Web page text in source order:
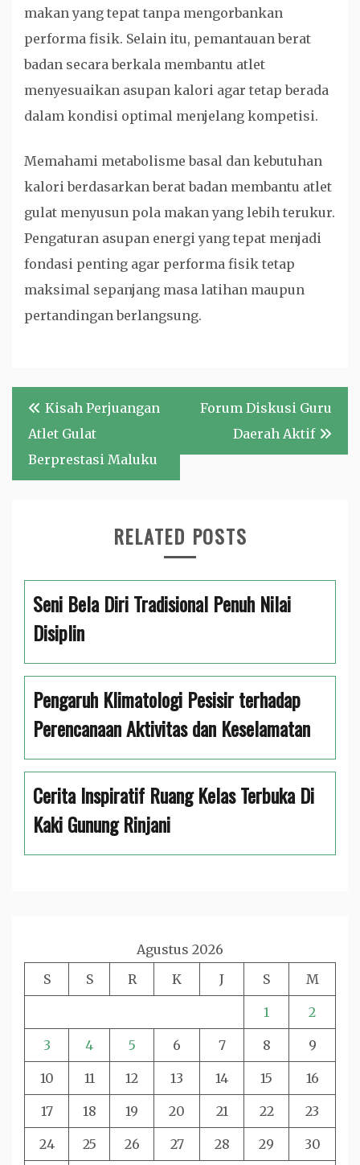
makan yang tepat tanpa mengorbankan
performa fisik. Selain itu, pemantauan berat
badan secara berkala membantu atlet
menyesuaikan asupan kalori agar tetap berada
dalam kondisi optimal menjelang kompetisi.
Memahami metabolisme basal dan kebutuhan
kalori berdasarkan berat badan membantu atlet
gulat menyusun pola makan yang lebih terukur.
Pengaturan asupan energi yang tepat menjadi
fondasi penting agar performa fisik tetap
maksimal sepanjang masa latihan maupun
pertandingan berlangsung.
Navigasi
pos
Kisah Perjuangan
Atlet Gulat
Berprestasi Maluku
Forum Diskusi Guru
Daerah Aktif
RELATED POSTS
Seni Bela Diri Tradisional Penuh Nilai
Disiplin
Pengaruh Klimatologi Pesisir terhadap
Perencanaan Aktivitas dan Keselamatan
Cerita Inspiratif Ruang Kelas Terbuka Di
Kaki Gunung Rinjani
Agustus 2026
S
S R K J S M
1 2
3 4 5 6 7 8 9
10 11 12 13 14 15 16
17 18 19 20 21 22 23
24 25 26 27 28 29 30